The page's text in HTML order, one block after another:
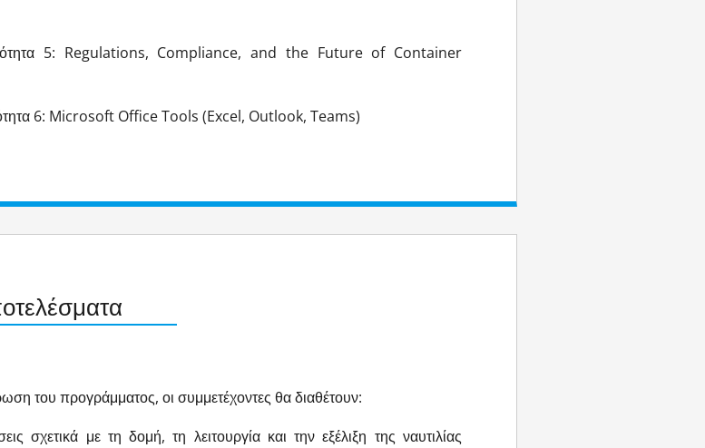
5: Regulations, Compliance, and the Future of Container
6: Microsoft Office Tools (Excel, Outlook, Teams)
του προγράμματος, οι συμμετέχοντες θα διαθέτουν:
σχετικά με τη δομή, τη λειτουργία και την εξέλιξη της ναυτιλίας